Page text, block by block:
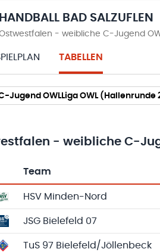
HANDBALL BAD SALZUFLEN
- weibliche C-Jugend
TABELLEN
Jugend OWLLiga OWL (Hallenrunde
- weibliche C-
mit Vereinsplatzierungen,
Team
HSV Minden-Nord
JSG Bielefeld 07
TuS 97 Bielefeld/Jöllenbeck